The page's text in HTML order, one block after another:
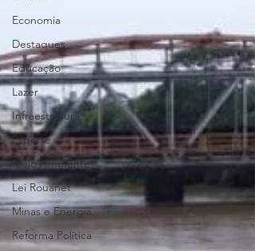
Economia
Destaques
Educação
Lazer
Infraestrutura
Esporte
Meio Ambiente
Lei Rouanet
Minas e Energia
Reforma Política